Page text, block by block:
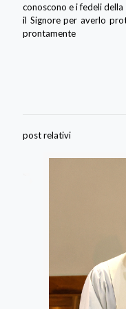
conoscono e i fedeli
il Signore per averlo
prontamente
post relativi